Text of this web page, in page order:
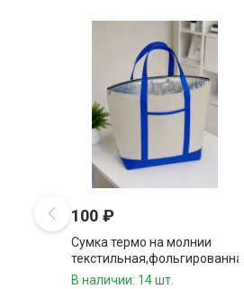
100 ₽
Сумка термо на молнии
текстильная,фольгированная
внутри 17*45*23 см.1 шт.
В наличии: 14 шт.